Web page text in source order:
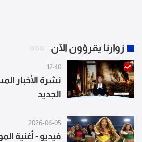
زوارنا يقرؤون الآن
12:40
نشرة الأخبار
الجديد
2026-06-05
فيديو - أغنية